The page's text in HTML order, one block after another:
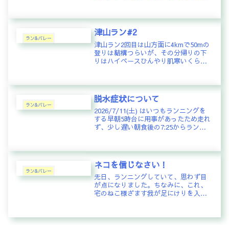
い。秋以降のランニングシーズンに向
けて肉体改造を目指し、ゆっくりと長
く...
ラン&バレー
津山ラン#2
津山ラン2回目は山方面に4kmで50mの
登りは結構つらいが、その分帰りの下
りはハイペースひんやり肌寒いくらい
ラン&バレー
脱水症状について
2026/7/11(土) はいつもランニングを
する早朝5時台に用事があったため走れ
ず、少し遅い朝食後の7:25からランニ
分高く朝からじっとりとした天気。な
かなかに厳しい季節...
ラン&バレー
ネコを信じなさい！
先日、ランニングしていて、思わず目
が点になりました。ちなみに、これ、
宅のねこ様ざます我が足にけりを入れ
ね創結マスター：元は神だったものを